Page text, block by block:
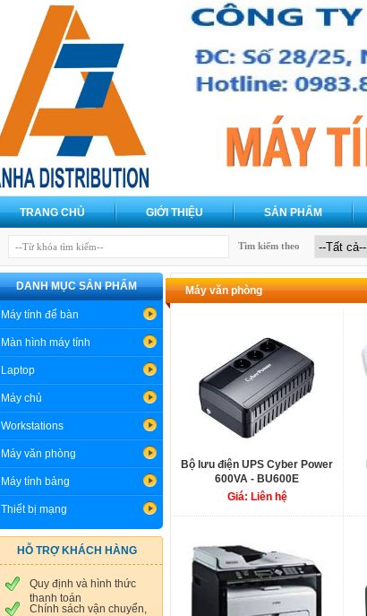
TRANG CHỦ GIỚI THIỆU SẢN PHẨM
Tìm kiếm theo
DANH MỤC SẢN PHẨM
Máy tính để bàn
Màn hình máy tính
Laptop
Máy chủ
Workstations
Máy văn phòng
Máy tính bảng
Thiết bị mạng
HỖ TRỢ KHÁCH HÀNG
Quy định và hình thức
thanh toán
Chính sách vận chuyển,
Máy văn phòng
Bộ lưu điện UPS Cyber Power
600VA - BU600E
Giá: Liên hệ